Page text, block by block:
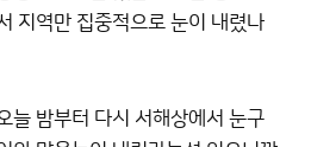
지역만 집중적으로 눈이 내렸나
늘 밤부터 다시 서해상에서 눈구